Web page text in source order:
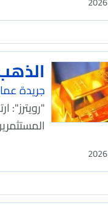
جريدة
"رويترز":